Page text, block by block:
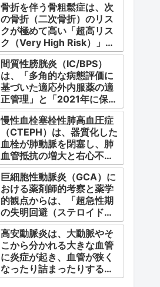
骨折を伴う骨粗鬆症は、次
の骨折（二次骨折）のリス
クが極めて高い「超高リス
ク（Very High Risk）」な
状態です。
間質性膀胱炎（IC/BPS）
は、「多角的な病態評価に
基づいた適応外内服薬の適
正管理」と「2021年に保険
適用となった初の治療薬で
あるジメチルスルホキシド
（DMSO）の安全かつ確実
な調剤・運用」に集約され
ます。
慢性血栓塞栓性肺高血圧症
（CTEPH）は、器質化した
血栓が肺動脈を閉塞し、肺
血管抵抗の増大と右心不全
を引き起こす指定難病（第4
群肺高血圧症）です。
巨細胞性動脈炎（GCA）に
おける薬剤師的考察と薬学
的観点からは、「超急性期
の失明回避（ステロイドパ
ルス等の迅速な管理）」
「再燃防止とステロイドの
最小化（トシリズマブやウ
パダシチニブの適正使
用）」「長期ステロイド併
高安動脈炎は、大動脈やそ
こから分かれる大きな血管
に炎症が起き、血管が狭く
なったり詰まったりする指
定難病です。